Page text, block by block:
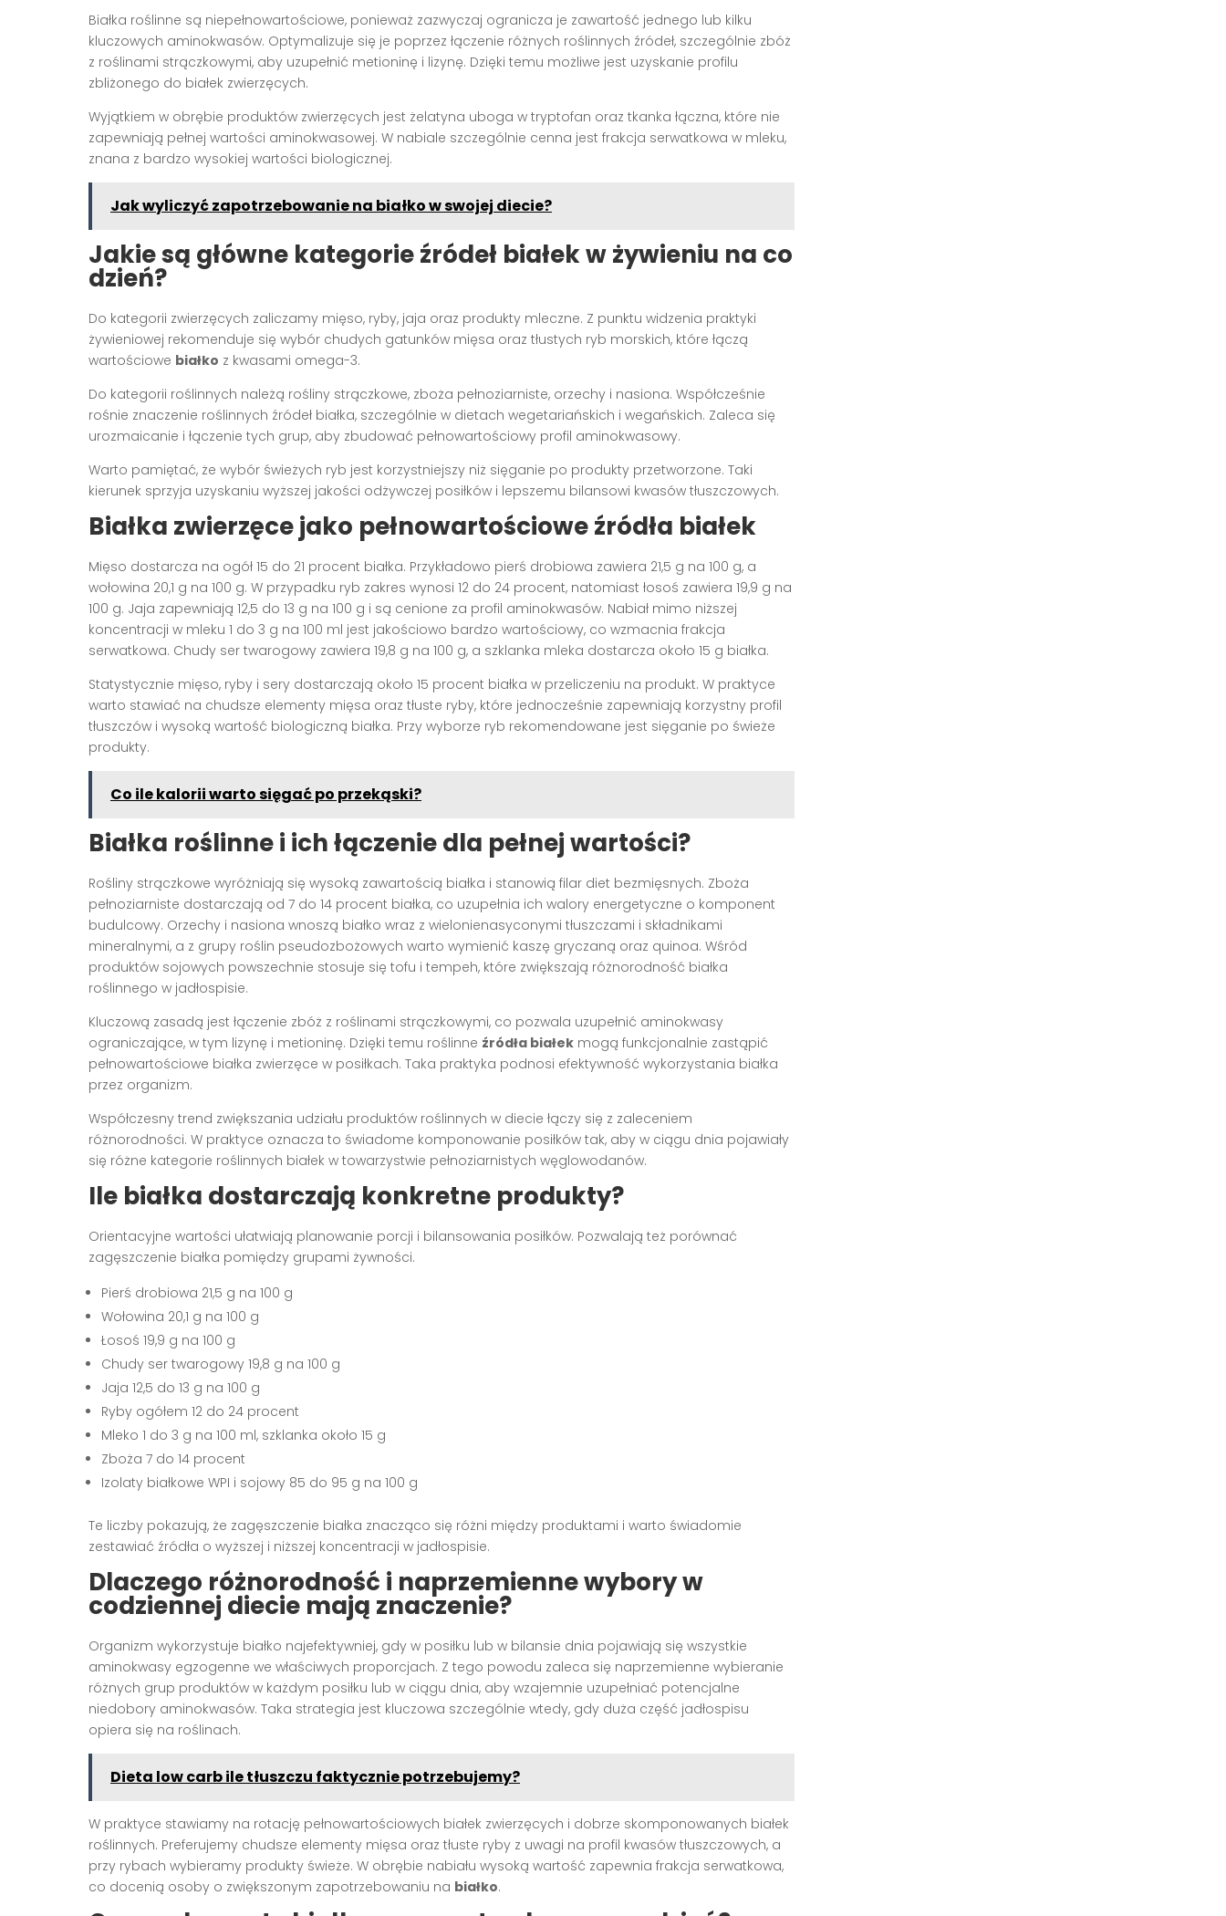
Białka roślinne są niepełnowartościowe, ponieważ zazwyczaj ogranicza je zawartość jednego lub kilku
kluczowych aminokwasów. Optymalizuje się je poprzez łączenie różnych roślinnych źródeł, szczególnie zbóż
z roślinami strączkowymi, aby uzupełnić metioninę i lizynę. Dzięki temu możliwe jest uzyskanie profilu
zbliżonego do białek zwierzęcych.
Wyjątkiem w obrębie produktów zwierzęcych jest żelatyna uboga w tryptofan oraz tkanka łączna, które nie
zapewniają pełnej wartości aminokwasowej. W nabiale szczególnie cenna jest frakcja serwatkowa w mleku,
znana z bardzo wysokiej wartości biologicznej.
Jak wyliczyć zapotrzebowanie na białko w swojej diecie?
Jakie są główne kategorieźródeł białekw żywieniu na co
dzień?
Do kategorii zwierzęcych zaliczamy mięso, ryby, jaja oraz produkty mleczne. Z punktu widzenia praktyki
żywieniowej rekomenduje się wybór chudych gatunków mięsa oraz tłustych ryb morskich, które łączą
wartościowe białko z kwasami omega-3.
Do kategorii roślinnych należą rośliny strączkowe, zboża pełnoziarniste, orzechy i nasiona. Współcześnie
rośnie znaczenie roślinnych źródeł białka, szczególnie w dietach wegetariańskich i wegańskich. Zaleca się
urozmaicanie i łączenie tych grup, aby zbudować pełnowartościowy profil aminokwasowy.
Warto pamiętać, że wybór świeżych ryb jest korzystniejszy niż sięganie po produkty przetworzone. Taki
kierunek sprzyja uzyskaniu wyższej jakości odżywczej posiłków i lepszemu bilansowi kwasów tłuszczowych.
Białka zwierzęce jako pełnowartościoweźródła białek
Mięso dostarcza na ogół 15 do 21 procent białka. Przykładowo pierś drobiowa zawiera 21,5 g na 100 g, a
wołowina 20,1 g na 100 g. W przypadku ryb zakres wynosi 12 do 24 procent, natomiast łosoś zawiera 19,9 g na
100 g. Jaja zapewniają 12,5 do 13 g na 100 g i są cenione za profil aminokwasów. Nabiał mimo niższej
koncentracji w mleku 1 do 3 g na 100 ml jest jakościowo bardzo wartościowy, co wzmacnia frakcja
serwatkowa. Chudy ser twarogowy zawiera 19,8 g na 100 g, a szklanka mleka dostarcza około 15 g białka.
Statystycznie mięso, ryby i sery dostarczają około 15 procent białka w przeliczeniu na produkt. W praktyce
warto stawiać na chudsze elementy mięsa oraz tłuste ryby, które jednocześnie zapewniają korzystny profil
tłuszczów i wysoką wartość biologiczną białka. Przy wyborze ryb rekomendowane jest sięganie po świeże
produkty.
Co ile kalorii warto sięgać po przekąski?
Białka roślinnei ich łączenie dla pełnej wartości?
Rośliny strączkowe wyróżniają się wysoką zawartością białka i stanowią filar diet bezmięsnych. Zboża
pełnoziarniste dostarczają od 7 do 14 procent białka, co uzupełnia ich walory energetyczne o komponent
budulcowy. Orzechy i nasiona wnoszą białko wraz z wielonienasyconymi tłuszczami i składnikami
mineralnymi, a z grupy roślin pseudozbożowych warto wymienić kaszę gryczaną oraz quinoa. Wśród
produktów sojowych powszechnie stosuje się tofu i tempeh, które zwiększają różnorodność białka
roślinnego w jadłospisie.
Kluczową zasadą jest łączenie zbóż z roślinami strączkowymi, co pozwala uzupełnić aminokwasy
ograniczające, w tym lizynę i metioninę. Dzięki temu roślinne źródła białek mogą funkcjonalnie zastąpić
pełnowartościowe białka zwierzęce w posiłkach. Taka praktyka podnosi efektywność wykorzystania białka
przez organizm.
Współczesny trend zwiększania udziału produktów roślinnych w diecie łączy się z zaleceniem
różnorodności. W praktyce oznacza to świadome komponowanie posiłków tak, aby w ciągu dnia pojawiały
się różne kategorie roślinnych białek w towarzystwie pełnoziarnistych węglowodanów.
Ile białka dostarczają konkretne produkty?
Orientacyjne wartości ułatwiają planowanie porcji i bilansowania posiłków. Pozwalają też porównać
zagęszczenie białka pomiędzy grupami żywności.
Pierś drobiowa 21,5 g na 100 g
Wołowina 20,1 g na 100 g
Łosoś 19,9 g na 100 g
Chudy ser twarogowy 19,8 g na 100 g
Jaja 12,5 do 13 g na 100 g
Ryby ogółem 12 do 24 procent
Mleko 1 do 3 g na 100 ml, szklanka około 15 g
Zboża 7 do 14 procent
Izolaty białkowe WPI i sojowy 85 do 95 g na 100 g
Te liczby pokazują, że zagęszczenie białka znacząco się różni między produktami i warto świadomie
zestawiać źródła o wyższej i niższej koncentracji w jadłospisie.
Dlaczego różnorodność i naprzemienne wybory w
codziennej diecie mają znaczenie?
Organizm wykorzystuje białko najefektywniej, gdy w posiłku lub w bilansie dnia pojawiają się wszystkie
aminokwasy egzogenne we właściwych proporcjach. Z tego powodu zaleca się naprzemienne wybieranie
różnych grup produktów w każdym posiłku lub w ciągu dnia, aby wzajemnie uzupełniać potencjalne
niedobory aminokwasów. Taka strategia jest kluczowa szczególnie wtedy, gdy duża część jadłospisu
opiera się na roślinach.
Dieta low carb ile tłuszczu faktycznie potrzebujemy?
W praktyce stawiamy na rotację pełnowartościowych białek zwierzęcych i dobrze skomponowanych białek
roślinnych. Preferujemy chudsze elementy mięsa oraz tłuste ryby z uwagi na profil kwasów tłuszczowych, a
przy rybach wybieramy produkty świeże. W obrębie nabiału wysoką wartość zapewnia frakcja serwatkowa,
co docenią osoby o zwiększonym zapotrzebowaniu na białko.